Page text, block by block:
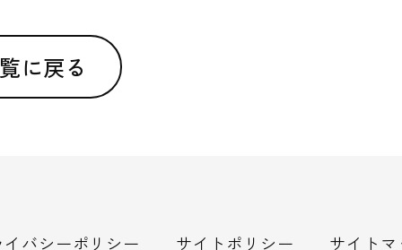
に戻る
バシーポリシー サイトポリシー サイトマ